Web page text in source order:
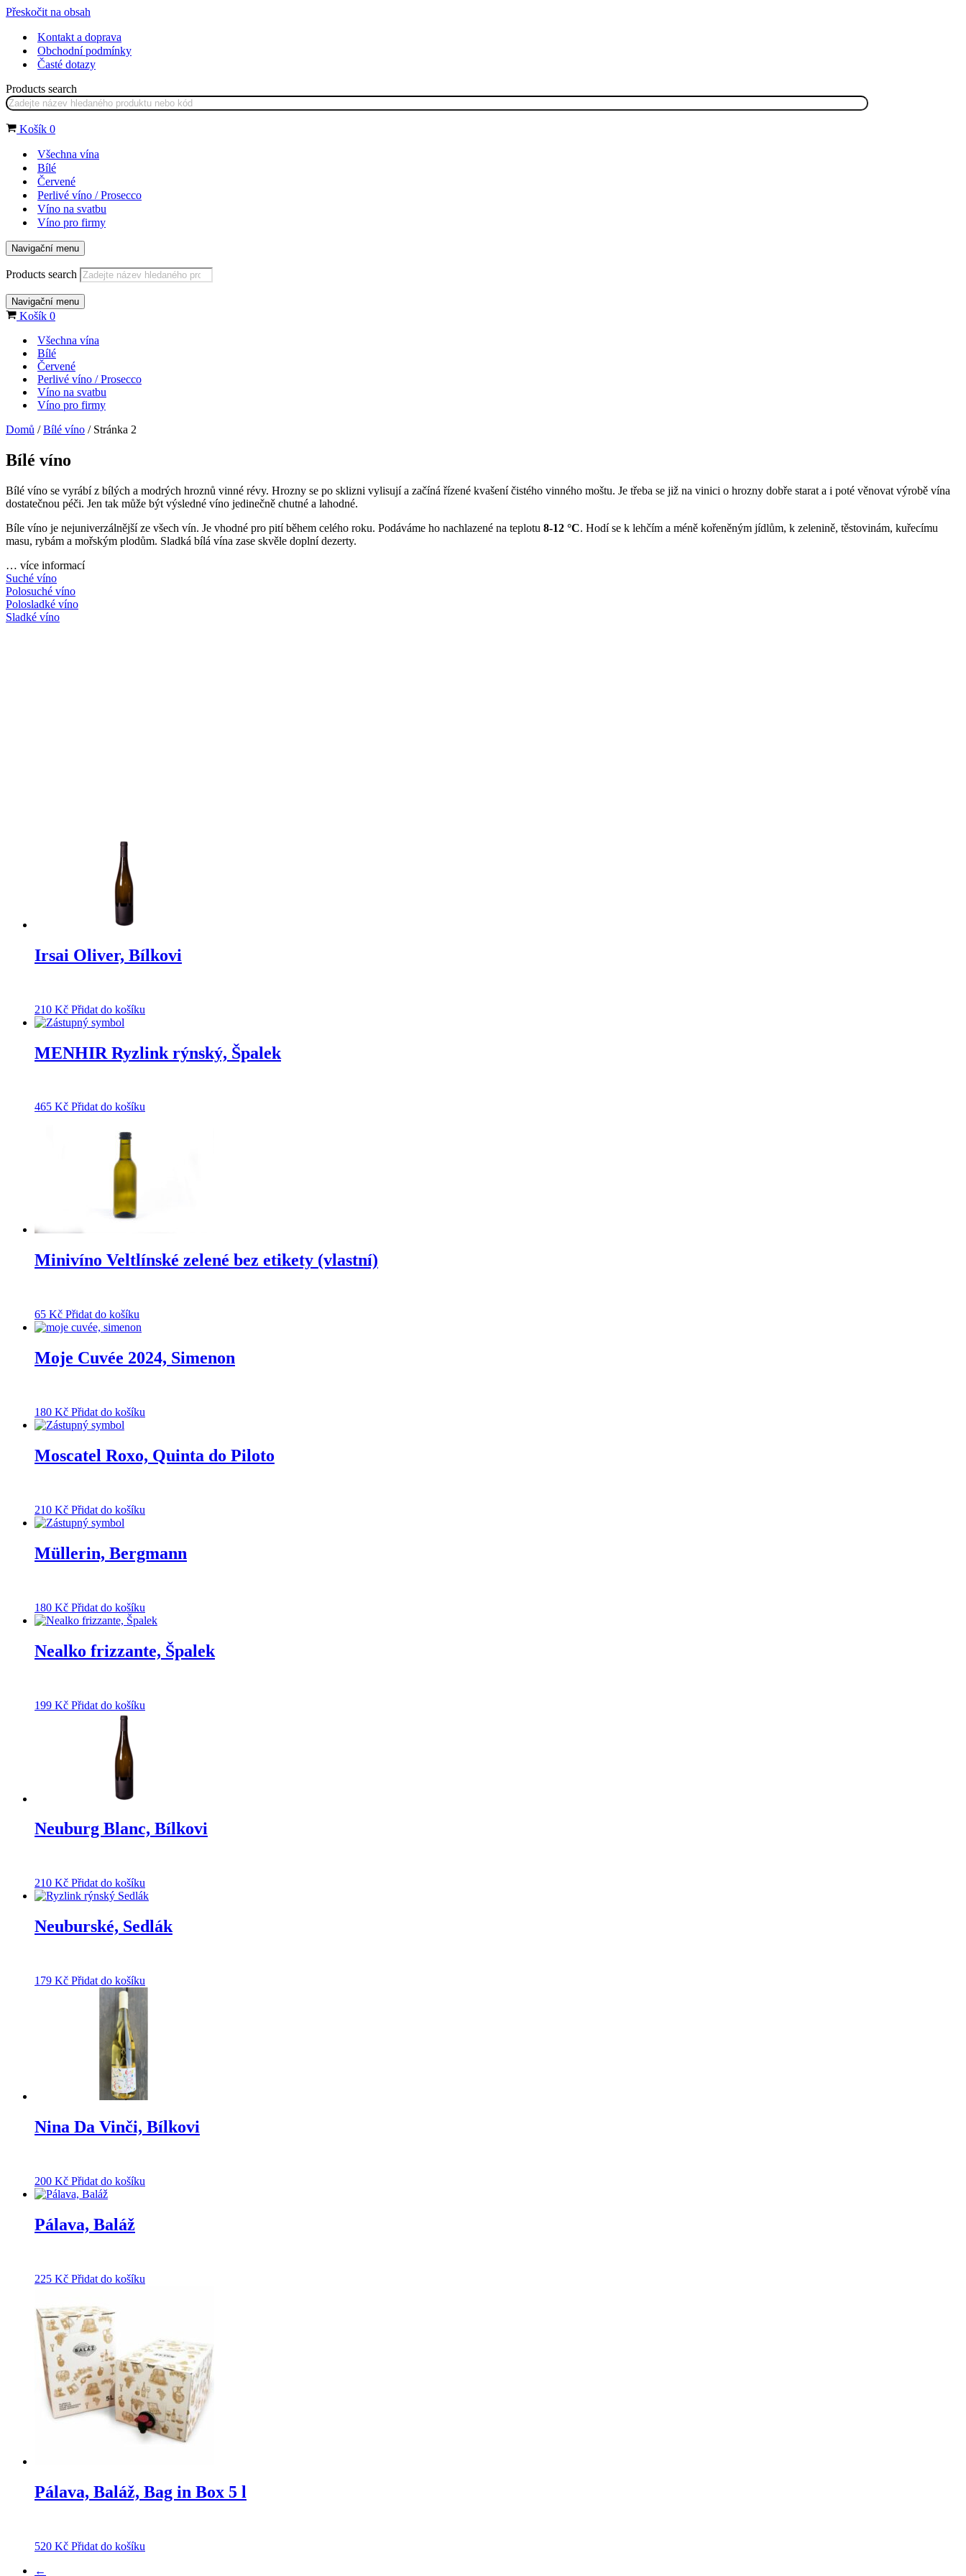
Přeskočit na obsah
Kontakt a doprava
Obchodní podmínky
Časté dotazy
Products search
Košík 0
Všechna vína
Bílé
Červené
Perlivé víno / Prosecco
Víno na svatbu
Víno pro firmy
Navigační menu
Products search
Navigační menu
Košík 0
Všechna vína
Bílé
Červené
Perlivé víno / Prosecco
Víno na svatbu
Víno pro firmy
Domů /Bílé víno / Stránka 2
Bílé víno
Bílé víno se vyrábí z bílých a modrých hroznů vinné révy. Hrozny se po sklizni vylisují a začíná řízené kvašení čistého vinného moštu. Je třeba se již na vinici o hrozny dobře starat a i poté věnovat výrobě vína
dostatečnou péči. Jen tak může být výsledné víno jedinečně chutné a lahodné.
Bíle víno je nejuniverzálnější ze všech vín. Je vhodné pro pití během celého roku. Podáváme ho nachlazené na teplotu 8-12 °C. Hodí se k lehčím a méně kořeněným jídlům, k zelenině, těstovinám, kuřecímu
masu, rybám a mořským plodům. Sladká bílá vína zase skvěle doplní dezerty.
… více informací
Suché víno
Polosuché víno
Polosladké víno
Sladké víno
Irsai Oliver, Bílkovi
210 Kč Přidat do košíku
MENHIR Ryzlink rýnský, Špalek
465 Kč Přidat do košíku
Minivíno Veltlínské zelené bez etikety (vlastní)
65 Kč Přidat do košíku
Moje Cuvée 2024, Simenon
180 Kč Přidat do košíku
Moscatel Roxo, Quinta do Piloto
210 Kč Přidat do košíku
Müllerin, Bergmann
180 Kč Přidat do košíku
Nealko frizzante, Špalek
199 Kč Přidat do košíku
Neuburg Blanc, Bílkovi
210 Kč Přidat do košíku
Neuburské, Sedlák
179 Kč Přidat do košíku
Nina Da Vinči, Bílkovi
200 Kč Přidat do košíku
Pálava, Baláž
225 Kč Přidat do košíku
Pálava, Baláž, Bag in Box 5 l
520 Kč Přidat do košíku
←